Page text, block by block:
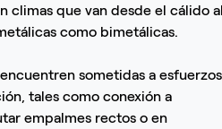
climas que van desde el cálido al
como bimetálicas.
sometidas a esfuerzos
tales como conexión a
empalmes rectos o en